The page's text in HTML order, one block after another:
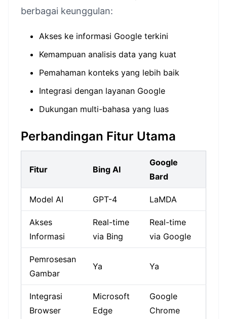
berbagai keunggulan:
Akses ke informasi Google terkini
Kemampuan analisis data yang kuat
Pemahaman konteks yang lebih baik
Integrasi dengan layanan Google
Dukungan multi-bahasa yang luas
Perbandingan Fitur Utama
Fitur Bing AI
Google
Bard
Model AI GPT-4 LaMDA
Akses
Informasi
Real-time
via Bing
Real-time
via Google
Pemrosesan
Gambar
Ya Ya
Integrasi
Browser
Microsoft
Edge
Google
Chrome